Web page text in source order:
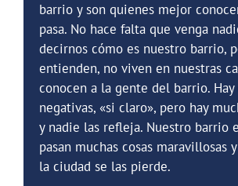
barrio y son quienes mejor
pasa. No hace falta que venga
decirnos cómo es nuestro barrio,
entienden, no viven en nuestras
conocen a la gente del barrio. Hay
negativas, «si claro», pero hay
y nadie las refleja. Nuestro barrio
pasan muchas cosas maravillosas
la ciudad se las pierde.